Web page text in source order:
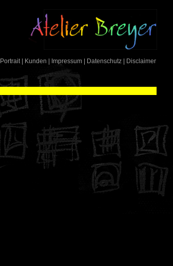
Portrait| Kunden Impressum Datenschutz Disclaimer